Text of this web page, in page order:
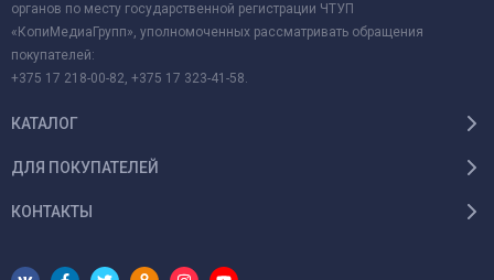
органов по месту государственной регистрации ЧТУП
«КопиМедиаГрупп», уполномоченных рассматривать обращения
покупателей:
+375 17 218-00-82, +375 17 323-41-58.
КАТАЛОГ
ДЛЯ ПОКУПАТЕЛЕЙ
КОНТАКТЫ